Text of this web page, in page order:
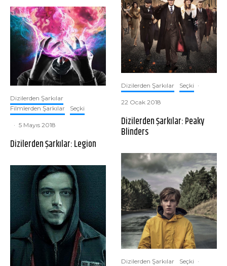
Dizilerden Şarkılar
Filmlerden Şarkılar
Seçki
· 5 Mayıs 2018
Dizilerden Şarkılar: Legion
Dizilerden Şarkılar Seçki ·
22 Ocak 2018
Dizilerden Şarkılar: Peaky
Blinders
Dizilerden Şarkılar Seçki ·